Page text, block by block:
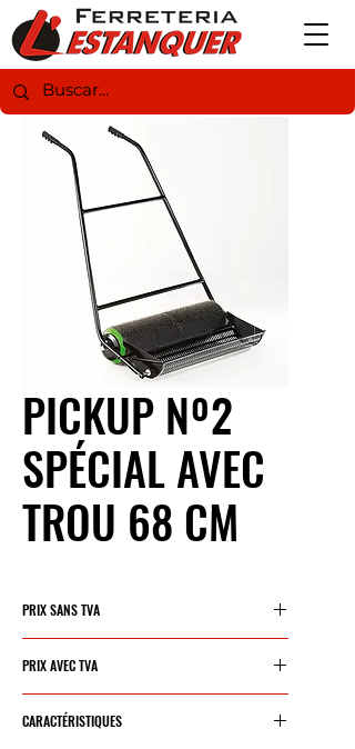
PICKUP Nº2
SPÉCIAL AVEC
TROU 68 CM
PRIX SANS TVA
PRIX AVEC TVA
246,01 €
CARACTÉRISTIQUES